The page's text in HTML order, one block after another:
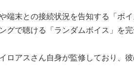
端末との接続状況を告知する「ボイ
グで聴ける「ランダムボイス」を完
ロアスさん⾃⾝が監修しており、